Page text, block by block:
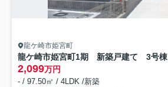
龍ケ崎市姫宮町
龍ケ崎市姫宮町1期 新築戸建て 3号棟
2,099万円
- / 97.50㎡ / 4LDK /新築